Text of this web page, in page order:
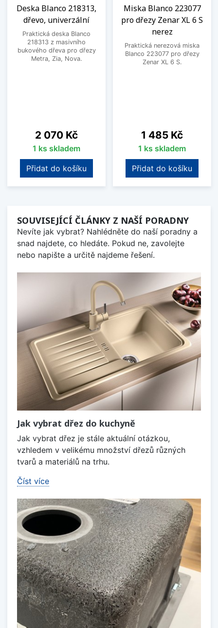
Deska Blanco 218313,
dřevo, univerzální
Praktická deska Blanco
218313 z masivního
bukového dřeva pro dřezy
Metra, Zia, Nova.
Cena
2 070 Kč
1 ks skladem
Přidat do košíku
Miska Blanco 223077
pro dřezy Zenar XL 6 S
nerez
Praktická nerezová miska
Blanco 223077 pro dřezy
Zenar XL 6 S.
Cena
1 485 Kč
1 ks skladem
Přidat do košíku
SOUVISEJÍCÍ ČLÁNKY Z NAŠÍ PORADNY
Nevíte jak vybrat? Nahlédněte do naší poradny a
snad najdete, co hledáte. Pokud ne, zavolejte
nebo napište a určitě najdeme řešení.
Jak vybrat dřez do kuchyně
Jak vybrat dřez je stále aktuální otázkou,
vzhledem v velikému množství dřezů různých
tvarů a materiálů na trhu.
Číst více